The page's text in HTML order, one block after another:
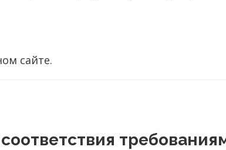
сайте.